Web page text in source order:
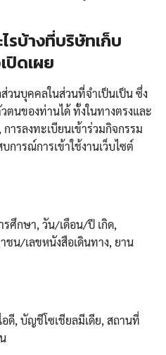
รบ้างที่บริษัทเก็บ
ปิดเผย
วนบุคคลในส่วนที่จำเป็นเป็น ซึ่ง
นของท่านได้ ทั้งในทางตรงและ
ารลงทะเบียนเข้าร่วมกิจกรรม
ารณ์การเข้าใช้งานเว็บไซต์
รศึกษา, วัน/เดือน/ปี เกิด,
ชน/เลขหนังสือเดินทาง, ยาน
อดี, บัญชีโซเชียลมีเดีย, สถานที่